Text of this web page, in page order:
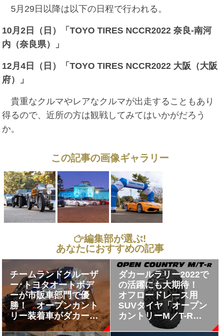
5月29日以降は以下の日程で行われる。
10月2日（日）「TOYO TIRES NCCR2022 奈良-南河
内（奈良県）
」
12月4日（日）「TOYO TIRES NCCR2022 大阪（大阪
府）
」
貴重なクルマやレアなクルマが出走することもあり
得るので、近所の方は観戦してみてはいかがだろう
か。
この記事の画像ギャラリー
編集部が選ぶ!
あなたにおすすめの記事
チームランドクルーザ
ー･トヨタオートボデ
ーが市販車部門で優
勝！ オープンカント
リー装着車がダカール
ラリー９連覇
ダカールラリー2022で
の活躍にも大期待！
オフロードレース用
SUVタイヤ「オープン
カントリーM／T-R」